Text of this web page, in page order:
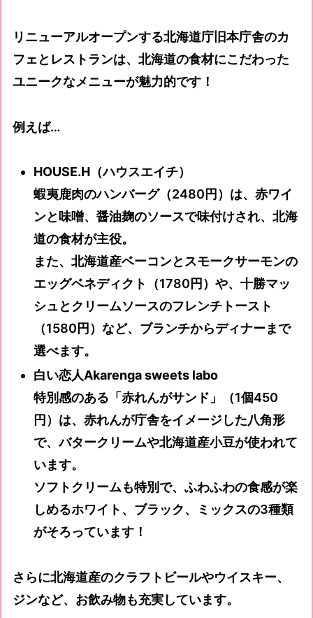
リニューアルオープンする北海道庁旧本庁舎のカ
フェとレストランは、北海道の食材にこだわった
ユニークなメニューが魅力的です！
例えば…
HOUSE.H（ハウスエイチ）
蝦夷鹿肉のハンバーグ（2480円）は、赤ワイ
ンと味噌、醤油麹のソースで味付けされ、北海
道の食材が主役。
また、北海道産ベーコンとスモークサーモンの
エッグベネディクト（1780円）や、十勝マッ
シュとクリームソースのフレンチトースト
（1580円）など、ブランチからディナーまで
選べます。
白い恋人Akarenga sweets labo
特別感のある「赤れんがサンド」（1個450
円）は、赤れんが庁舎をイメージした八角形
で、バタークリームや北海道産小豆が使われて
います。
ソフトクリームも特別で、ふわふわの食感が楽
しめるホワイト、ブラック、ミックスの3種類
がそろっています！
さらに北海道産のクラフトビールやウイスキー、
ジンなど、お飲み物も充実しています。